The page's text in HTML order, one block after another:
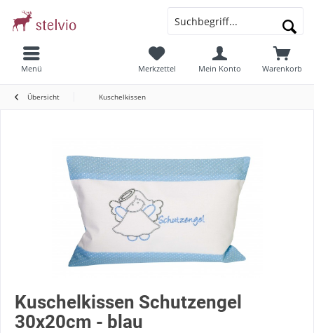
Menü Warenkorb
Merkzettel Mein Konto
Übersicht Kuschelkissen
Kuschelkissen Schutzengel
30x20cm - blau